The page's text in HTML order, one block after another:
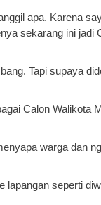
apa. Karena
sekarang ini jadi
Tapi supaya
Calon Walikota
warga dan
lapangan seperti